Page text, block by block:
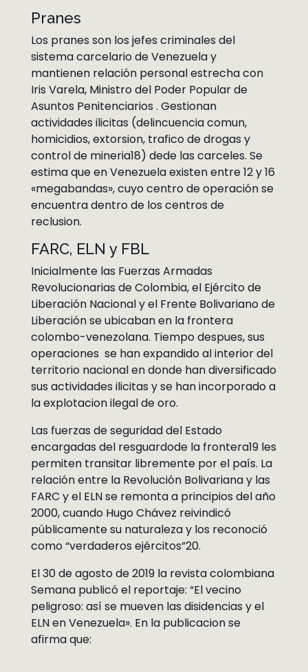
Pranes
Los pranes son los jefes criminales del
sistema carcelario de Venezuela y
mantienen relación personal estrecha con
Iris Varela, Ministro del Poder Popular de
Asuntos Penitenciarios . Gestionan
actividades ilicitas (delincuencia comun,
homicidios, extorsion, trafico de drogas y
control de mineria18) dede las carceles. Se
estima que en Venezuela existen entre 12 y 16
«megabandas», cuyo centro de operación se
encuentra dentro de los centros de
reclusion.
FARC, ELN y FBL
Inicialmente las Fuerzas Armadas
Revolucionarias de Colombia, el Ejército de
Liberación Nacional y el Frente Bolivariano de
Liberación se ubicaban en la frontera
colombo-venezolana. Tiempo despues, sus
operaciones se han expandido al interior del
territorio nacional en donde han diversificado
sus actividades ilicitas y se han incorporado a
la explotacion ilegal de oro.
Las fuerzas de seguridad del Estado
encargadas del resguardode la frontera19 les
permiten transitar libremente por el país. La
relación entre la Revolución Bolivariana y las
FARC y el ELN se remonta a principios del año
2000, cuando Hugo Chávez reivindicó
públicamente su naturaleza y los reconoció
como “verdaderos ejércitos”20.
El 30 de agosto de 2019 la revista colombiana
Semana publicó el reportaje: “El vecino
peligroso: así se mueven las disidencias y el
ELN en Venezuela». En la publicacion se
afirma que: